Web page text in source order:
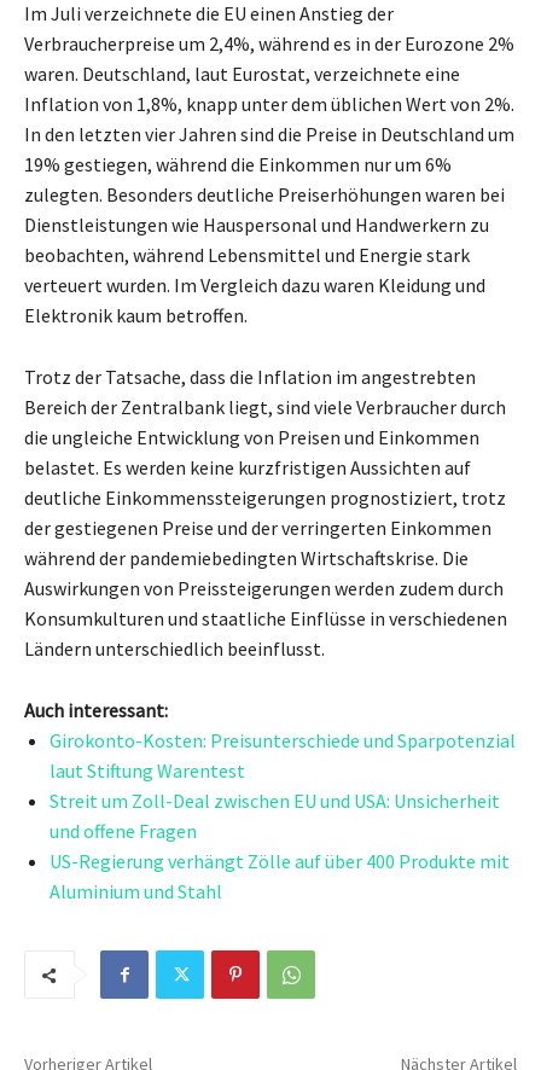
Im Juli verzeichnete die EU einen Anstieg der
Verbraucherpreise um 2,4%, während es in der Eurozone 2%
waren. Deutschland, laut Eurostat, verzeichnete eine
Inflation von 1,8%, knapp unter dem üblichen Wert von 2%.
In den letzten vier Jahren sind die Preise in Deutschland um
19% gestiegen, während die Einkommen nur um 6%
zulegten. Besonders deutliche Preiserhöhungen waren bei
Dienstleistungen wie Hauspersonal und Handwerkern zu
beobachten, während Lebensmittel und Energie stark
verteuert wurden. Im Vergleich dazu waren Kleidung und
Elektronik kaum betroffen.
Trotz der Tatsache, dass die Inflation im angestrebten
Bereich der Zentralbank liegt, sind viele Verbraucher durch
die ungleiche Entwicklung von Preisen und Einkommen
belastet. Es werden keine kurzfristigen Aussichten auf
deutliche Einkommenssteigerungen prognostiziert, trotz
der gestiegenen Preise und der verringerten Einkommen
während der pandemiebedingten Wirtschaftskrise. Die
Auswirkungen von Preissteigerungen werden zudem durch
Konsumkulturen und staatliche Einflüsse in verschiedenen
Ländern unterschiedlich beeinflusst.
Auch interessant:
Girokonto-Kosten: Preisunterschiede und Sparpotenzial
laut Stiftung Warentest
Streit um Zoll-Deal zwischen EU und USA: Unsicherheit
und offene Fragen
US-Regierung verhängt Zölle auf über 400 Produkte mit
Aluminium und Stahl
Vorheriger Artikel Nächster Artikel